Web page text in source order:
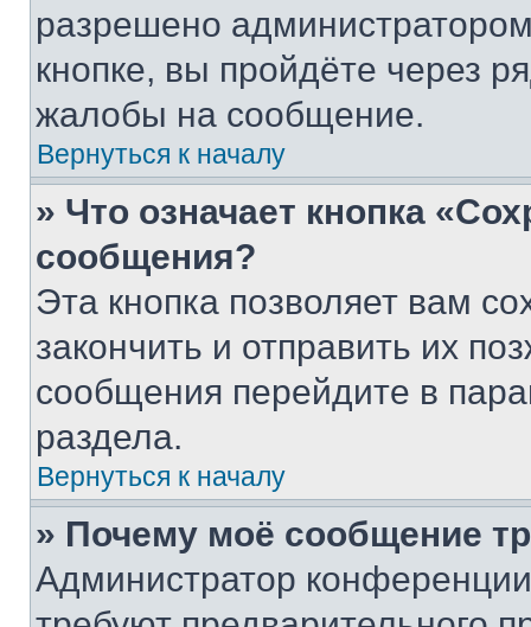
разрешено
кнопке, вы пройдёте через
жалобы на сообщение.
Вернуться к началу
» Что означает кнопка
сообщения?
Эта кнопка позволяет вам
закончить и отправить их
сообщения перейдите в
раздела.
Вернуться к началу
» Почему моё сообщение
Администратор